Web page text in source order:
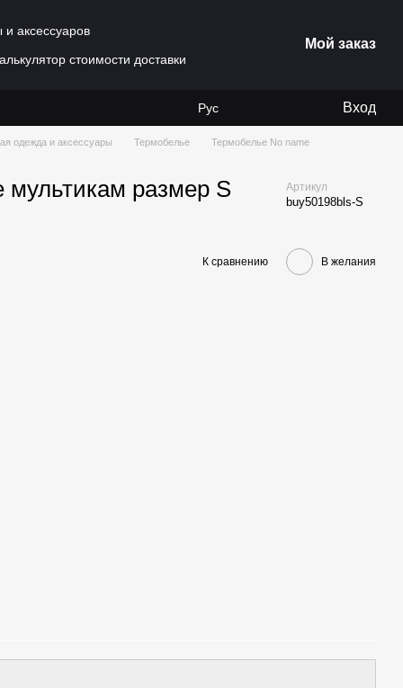
аксессуаров
стоимости доставки
Мой заказ
Рус Вход
одежда и аксессуары Термобелье
Термобелье No name
размер S Артикул
buy50198bls-S
К сравнению В желания